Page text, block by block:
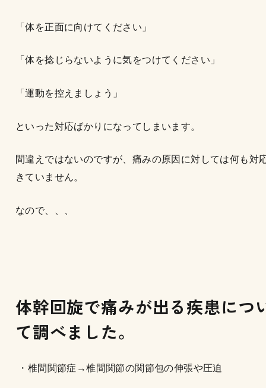
「体を正面に向けてください」
「体を捻じらないように気をつけてください」
「運動を控えましょう」
といった対応ばかりになってしまいます。
間違えではないのですが、痛みの原因に対しては何も対
きていません。
なので、、、
体幹回旋で痛みが出る疾患につ
て調べました。
・椎間関節症→椎間関節の関節包の伸張や圧迫